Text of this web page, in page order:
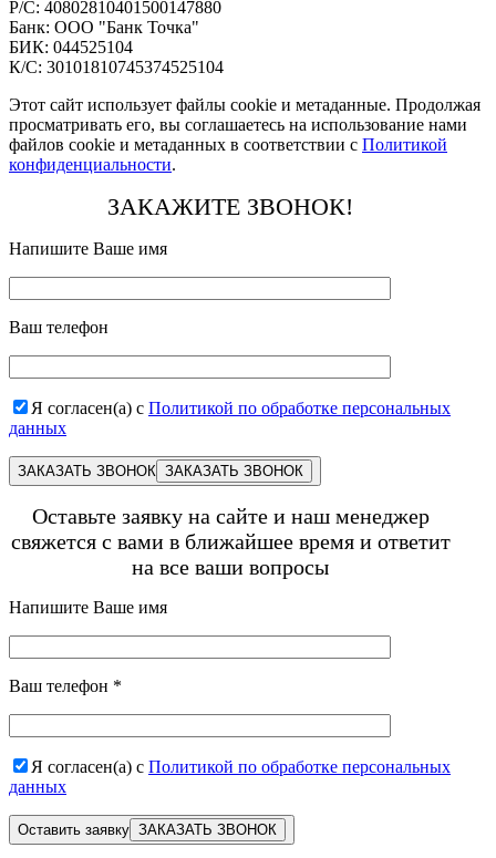
Р/С: 40802810401500147880
Банк: ООО "Банк Точка"
БИК: 044525104
К/С: 30101810745374525104
Этот сайт использует файлы cookie и метаданные. Продолжая
просматривать его, вы соглашаетесь на использование нами
файлов cookie и метаданных в соответствии с Политикой
конфиденциальности.
ЗАКАЖИТЕ ЗВОНОК!
Напишите Ваше имя
Ваш телефон
Я согласен(а) с Политикой по обработке персональных
данных
ЗАКАЗАТЬ ЗВОНОК
Оставьте заявку на сайте и наш менеджер
свяжется с вами в ближайшее время и ответит
на все ваши вопросы
Напишите Ваше имя
Ваш телефон *
Я согласен(а) с Политикой по обработке персональных
данных
Оставить заявку